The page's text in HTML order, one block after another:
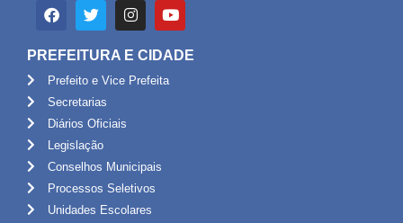
PREFEITURA E CIDADE
Prefeito e Vice Prefeita
Secretarias
Diários Oficiais
Legislação
Conselhos Municipais
Processos Seletivos
Unidades Escolares